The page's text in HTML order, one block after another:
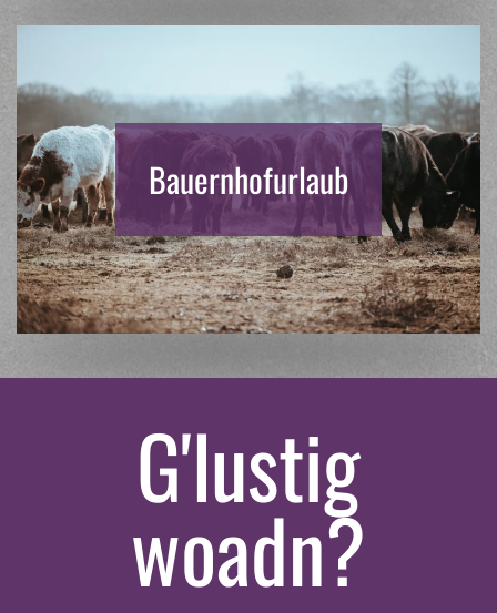
Bauernhofurlaub
G'lustig
woadn?